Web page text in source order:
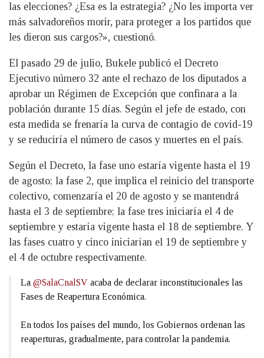
las elecciones? ¿Esa es la estrategia? ¿No les importa ver
más salvadoreños morir, para proteger a los partidos que
les dieron sus cargos?», cuestionó.
El pasado 29 de julio, Bukele publicó el Decreto
Ejecutivo número 32 ante el rechazo de los diputados a
aprobar un Régimen de Excepción que confinara a la
población durante 15 días. Según el jefe de estado, con
esta medida se frenaría la curva de contagio de covid-19
y se reduciría el número de casos y muertes en el país.
Según el Decreto, la fase uno estaría vigente hasta el 19
de agosto; la fase 2, que implica el reinicio del transporte
colectivo, comenzaría el 20 de agosto y se mantendrá
hasta el 3 de septiembre; la fase tres iniciaría el 4 de
septiembre y estaría vigente hasta el 18 de septiembre. Y
las fases cuatro y cinco iniciarían el 19 de septiembre y
el 4 de octubre respectivamente.
La @SalaCnalSV acaba de declarar inconstitucionales las
Fases de Reapertura Económica.
En todos los países del mundo, los Gobiernos ordenan las
reaperturas, gradualmente, para controlar la pandemia.